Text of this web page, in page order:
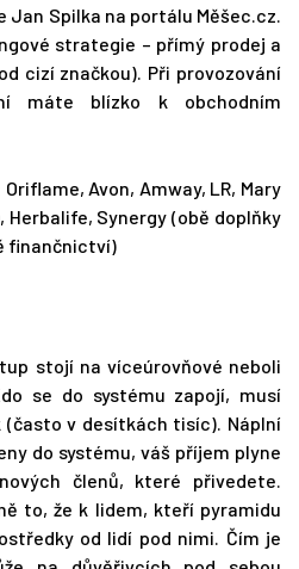
Jan Spilka na portálu Měšec.cz.
strategie – přímý prodej a
cizí značkou). Při provozování
máte blízko k obchodním
Oriflame, Avon, Amway, LR, Mary
Synergy (obě doplňky
finančnictví)
stojí na víceúrovňové neboli
se do systému zapojí, musí
v desítkách tisíc). Náplní
do systému, váš příjem plyne
členů, které přivedete.
to, že k lidem, kteří pyramidu
od lidí pod nimi. Čím je